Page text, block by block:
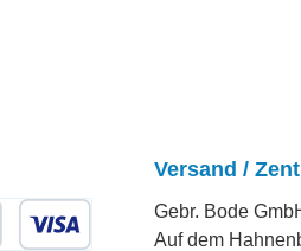
Versand /
Gebr. Bode
Auf dem